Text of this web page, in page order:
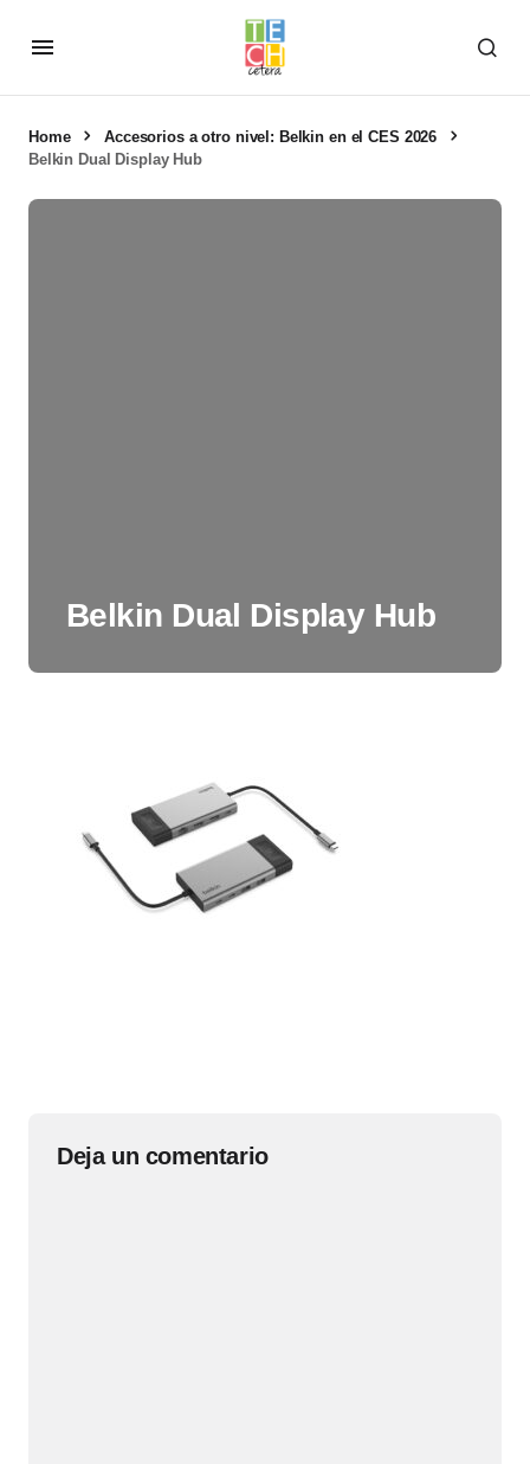
Home
Accesorios a otro nivel: Belkin en el CES 2026
Belkin Dual Display Hub
Belkin Dual Display Hub
Deja un comentario